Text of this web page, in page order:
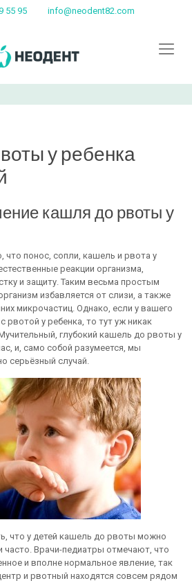
55 95 info@neodent82.com
у ребенка
кашля до рвоты у
что понос, сопли, кашель и рвота у
реакции организма,
и защиту. Таким весьма простым
избавляется от слизи, а также
микрочастиц. Однако, если у вашего
рвотой у ребенка, то тут уж никак
глубокий кашель до рвоты у
и, само собой разумеется, мы
серьёзный случай.
что у детей кашель до рвоты можно
часто. Врачи-педиатры отмечают, что
и вполне нормальное явление, так
и рвотный находятся совсем рядом